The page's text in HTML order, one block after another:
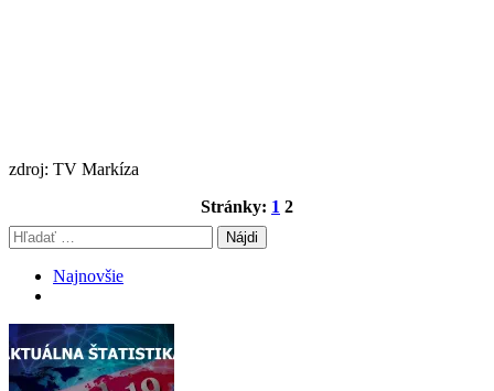
zdroj: TV Markíza
Stránky: 1 2
Hľadať:
Najnovšie